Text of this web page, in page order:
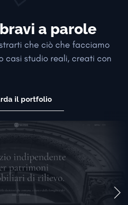
a parole
che ciò che facciamo
casi studio reali, creati con
il portfolio